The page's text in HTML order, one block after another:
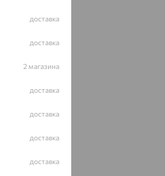
доставка
доставка
2 магазина
доставка
доставка
доставка
доставка